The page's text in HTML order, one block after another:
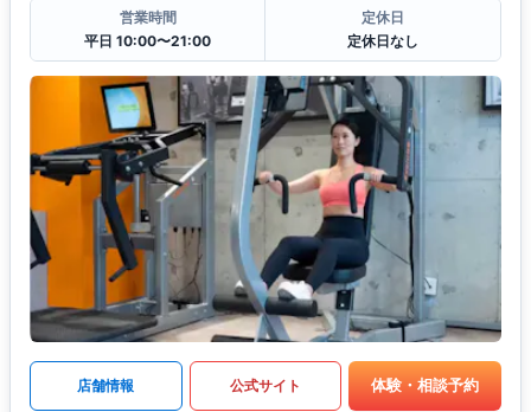
営業時間
平日 10:00〜21:00
定休日
定休日なし
店舗情報 公式サイト 体験・相談予約